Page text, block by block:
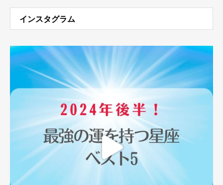
インスタグラム